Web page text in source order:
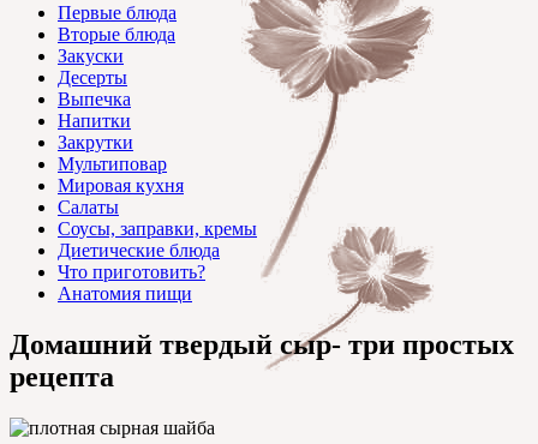
Первые блюда
Вторые блюда
Закуски
Десерты
Выпечка
Напитки
Закрутки
Мультиповар
Мировая кухня
Салаты
Соусы, заправки, кремы
Диетические блюда
Что приготовить?
Анатомия пищи
Домашний твердый сыр- три простых
рецепта